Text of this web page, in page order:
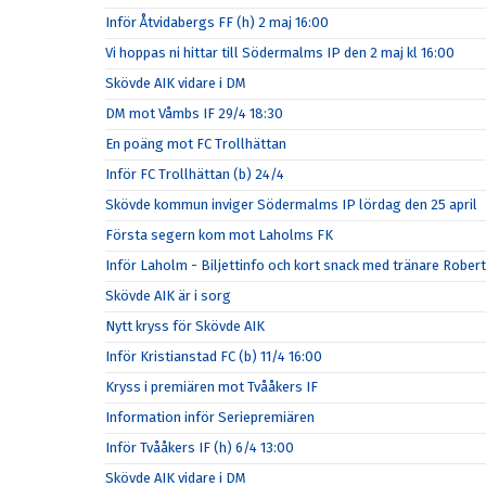
Inför Åtvidabergs FF (h) 2 maj 16:00
Vi hoppas ni hittar till Södermalms IP den 2 maj kl 16:00
Skövde AIK vidare i DM
DM mot Våmbs IF 29/4 18:30
En poäng mot FC Trollhättan
Inför FC Trollhättan (b) 24/4
Skövde kommun inviger Södermalms IP lördag den 25 april
Första segern kom mot Laholms FK
Inför Laholm - Biljettinfo och kort snack med tränare
Skövde AIK är i sorg
Nytt kryss för Skövde AIK
Inför Kristianstad FC (b) 11/4 16:00
Kryss i premiären mot Tvååkers IF
Information inför Seriepremiären
Inför Tvååkers IF (h) 6/4 13:00
Skövde AIK vidare i DM